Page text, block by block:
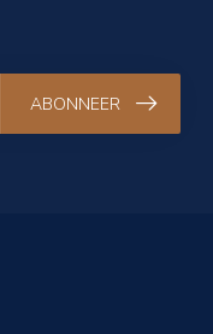
ABONNEER